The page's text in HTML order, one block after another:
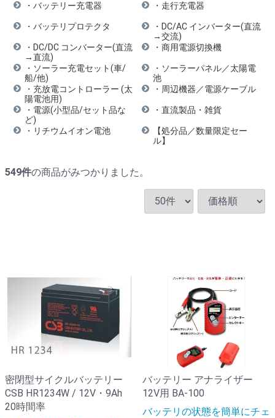
・バッテリー充電器 ・走行充電器
・バッテリプロテクタ
・DC/AC インバーター(直流
→交流)
・DC/DC コンバーター(直流
→直流)
・商用電源切換機
・ソーラー充電セット(車/
船/他)
・ソーラーパネル／太陽電
池
・充放電コントローラー (太
陽電池用)
・周辺機器／電源ケーブル
・電源(小型品/セット品な
ど)
・直流製品・雑貨
・リチウムイオン電池
【処分品／数量限定セー
ル】
549件の商品がみつかりました。
密閉型サイクルバッテリー
CSB HR1234W / 12V・9Ah
20時間率
バッテリー アナライザー
12V用 BA-100
バッテリの状態を簡単にチェ